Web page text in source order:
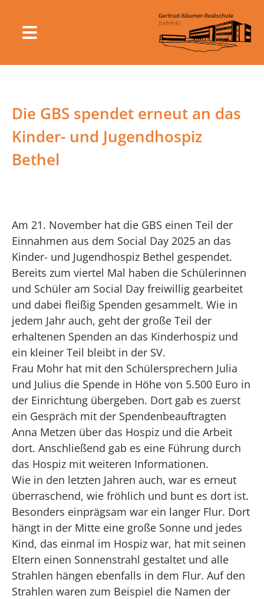
Die GBS spendet erneut an das
Kinder- und Jugendhospiz
Bethel
Am 21. November hat die GBS einen Teil der
Einnahmen aus dem Social Day 2025 an das
Kinder- und Jugendhospiz Bethel gespendet.
Bereits zum viertel Mal haben die Schülerinnen
und Schüler am Social Day freiwillig gearbeitet
und dabei fleißig Spenden gesammelt. Wie in
jedem Jahr auch, geht der große Teil der
erhaltenen Spenden an das Kinderhospiz und
ein kleiner Teil bleibt in der SV.
Frau Mohr hat mit den Schülersprechern Julia
und Julius die Spende in Höhe von 5.500 Euro in
der Einrichtung übergeben. Dort gab es zuerst
ein Gespräch mit der Spendenbeauftragten
Anna Metzen über das Hospiz und die Arbeit
dort. Anschließend gab es eine Führung durch
das Hospiz mit weiteren Informationen.
Wie in den letzten Jahren auch, war es erneut
überraschend, wie fröhlich und bunt es dort ist.
Besonders einprägsam war ein langer Flur. Dort
hängt in der Mitte eine große Sonne und jedes
Kind, das einmal im Hospiz war, hat mit seinen
Eltern einen Sonnenstrahl gestaltet und alle
Strahlen hängen ebenfalls in dem Flur. Auf den
Strahlen waren zum Beispiel die Namen der